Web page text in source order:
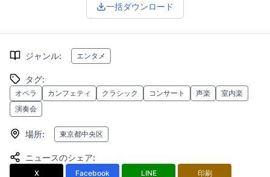
一括ダウンロード
ジャンル: エンタメ
タグ:
オペラ カンフェティ クラシック コンサート 声楽
室内楽
演奏会
場所: 東京都中央区
ニュースのシェア:
X Facebook LINE 印刷